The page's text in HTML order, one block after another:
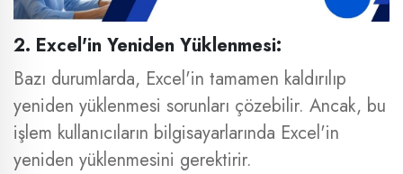
2. Excel'in Yeniden Yüklenmesi:
Bazı durumlarda, Excel'in tamamen kaldırılıp
yeniden yüklenmesi sorunları çözebilir. Ancak, bu
işlem kullanıcıların bilgisayarlarında Excel'in
yeniden yüklenmesini gerektirir.